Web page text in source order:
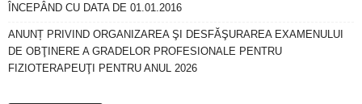
ÎNCEPÂND CU DATA DE 01.01.2016
ANUNȚ PRIVIND ORGANIZAREA ŞI DESFĂŞURAREA EXAMENULUI
DE OBŢINERE A GRADELOR PROFESIONALE PENTRU
FIZIOTERAPEUŢI PENTRU ANUL 2026